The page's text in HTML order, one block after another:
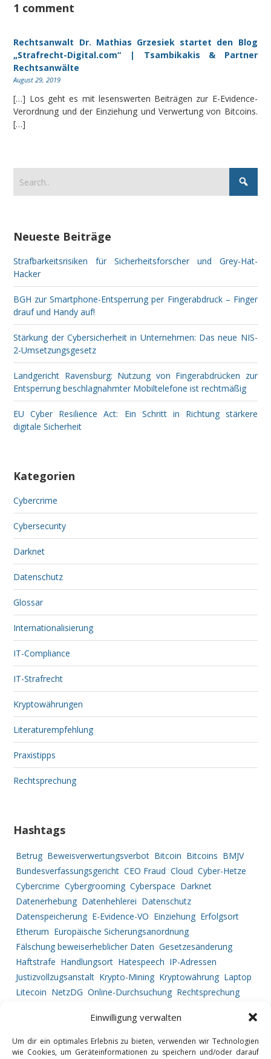
Einwilligung verwalten
Um dir ein optimales Erlebnis zu bieten, verwenden wir Technologien
wie Cookies, um Geräteinformationen zu speichern und/oder darauf
1 comment
Rechtsanwalt Dr. Mathias Grzesiek startet den Blog
„Strafrecht-Digital.com“ | Tsambikakis & Partner
Rechtsanwälte
August 29, 2019
[…] Los geht es mit lesenswerten Beiträgen zur E-Evidence-
Verordnung und der Einziehung und Verwertung von Bitcoins.
[…]
Neueste Beiträge
Strafbarkeitsrisiken für Sicherheitsforscher und Grey-Hat-
Hacker
BGH zur Smartphone-Entsperrung per Fingerabdruck – Finger
drauf und Handy auf!
Stärkung der Cybersicherheit in Unternehmen: Das neue NIS-
2-Umsetzungsgesetz
Landgericht Ravensburg: Nutzung von Fingerabdrücken zur
Entsperrung beschlagnahmter Mobiltelefone ist rechtmäßig
EU Cyber Resilience Act: Ein Schritt in Richtung stärkere
digitale Sicherheit
Kategorien
Cybercrime
Cybersecurity
Darknet
Datenschutz
Glossar
Internationalisierung
IT-Compliance
IT-Strafrecht
Kryptowährungen
Literaturempfehlung
Praxistipps
Rechtsprechung
Hashtags
Betrug Beweisverwertungsverbot Bitcoin Bitcoins BMJV
Bundesverfassungsgericht CEO Fraud Cloud Cyber-Hetze
Cybercrime Cybergrooming Cyberspace Darknet
Datenerhebung Datenhehlerei Datenschutz
Datenspeicherung E-Evidence-VO Einziehung Erfolgsort
Etherum Europäische Sicherungsanordnung
Fälschung beweiserheblicher Daten Gesetzesänderung
Haftstrafe Handlungsort Hatespeech IP-Adressen
Justizvollzugsanstalt Krypto-Mining Kryptowährung Laptop
Litecoin NetzDG Online-Durchsuchung Rechtsprechung
Telekommunikationsüberwachung
Urkundenfälschung
Vermögensabschöpfung
Vorgehensweise